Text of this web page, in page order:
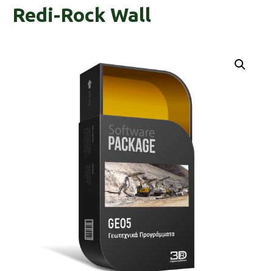
Redi-Rock Wall